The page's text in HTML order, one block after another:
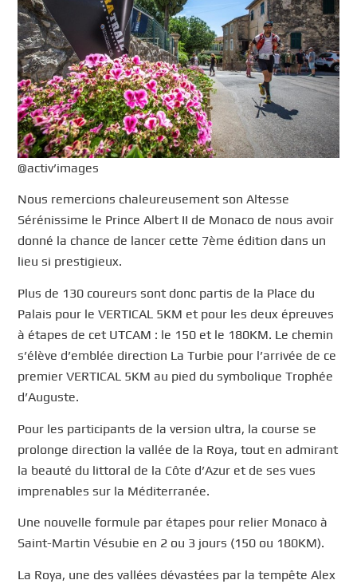
@activ’images
Nous remercions chaleureusement son Altesse
Sérénissime le Prince Albert II de Monaco de nous avoir
donné la chance de lancer cette 7ème édition dans un
lieu si prestigieux.
Plus de 130 coureurs sont donc partis de la Place du
Palais pour le VERTICAL 5KM et pour les deux épreuves
à étapes de cet UTCAM : le 150 et le 180KM. Le chemin
s’élève d’emblée direction La Turbie pour l’arrivée de ce
premier VERTICAL 5KM au pied du symbolique Trophée
d’Auguste.
Pour les participants de la version ultra, la course se
prolonge direction la vallée de la Roya, tout en admirant
la beauté du littoral de la Côte d’Azur et de ses vues
imprenables sur la Méditerranée.
Une nouvelle formule par étapes pour relier Monaco à
Saint-Martin Vésubie en 2 ou 3 jours (150 ou 180KM).
La Roya, une des vallées dévastées par la tempête Alex